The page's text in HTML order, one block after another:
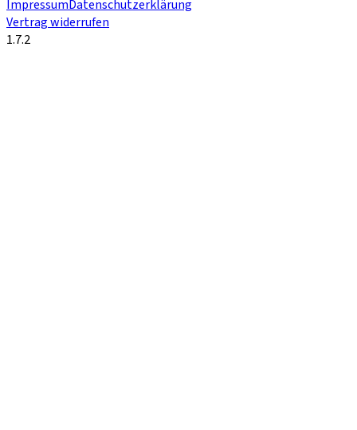
ImpressumDatenschutzerklärung
Vertrag widerrufen
1.7.2